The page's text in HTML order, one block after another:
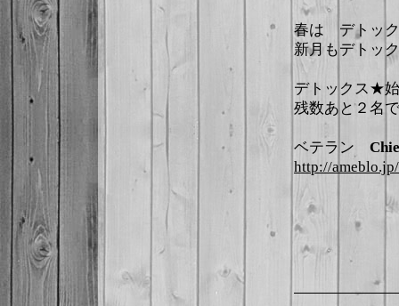
春は デトッ
新月もデトッ
デトックス★
残数あと２名
ベテラン
http://